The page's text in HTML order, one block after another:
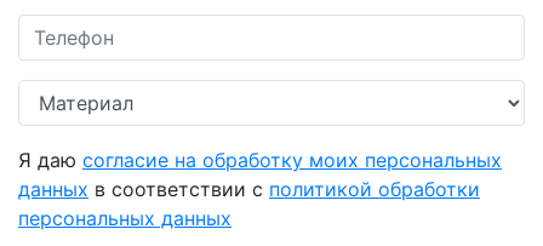
Я даю согласие на обработку моих персональных
данных в соответствии с политикой обработки
персональных данных